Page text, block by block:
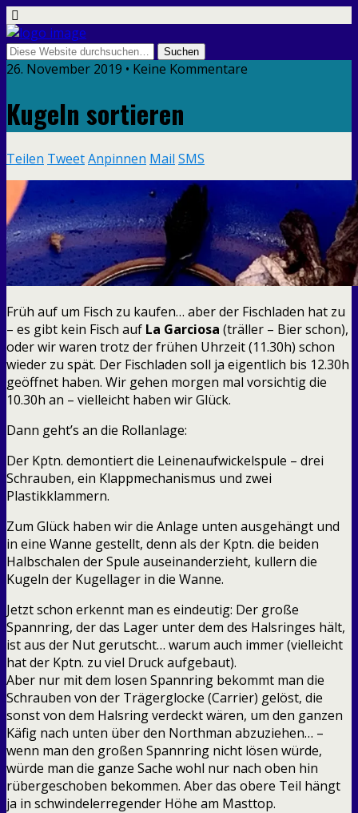
26. November 2019 • Keine Kommentare
Kugeln sortieren
Teilen TweetAnpinnen Mail SMS
Früh auf um Fisch zu kaufen… aber der Fischladen hat zu
– es gibt kein Fisch auf La Garciosa (träller – Bier schon),
oder wir waren trotz der frühen Uhrzeit (11.30h) schon
wieder zu spät. Der Fischladen soll ja eigentlich bis 12.30h
geöffnet haben. Wir gehen morgen mal vorsichtig die
10.30h an – vielleicht haben wir Glück.
Dann geht’s an die Rollanlage:
Der Kptn. demontiert die Leinenaufwickelspule – drei
Schrauben, ein Klappmechanismus und zwei
Plastikklammern.
Zum Glück haben wir die Anlage unten ausgehängt und
in eine Wanne gestellt, denn als der Kptn. die beiden
Halbschalen der Spule auseinanderzieht, kullern die
Kugeln der Kugellager in die Wanne.
Jetzt schon erkennt man es eindeutig: Der große
Spannring, der das Lager unter dem des Halsringes hält,
ist aus der Nut gerutscht… warum auch immer (vielleicht
hat der Kptn. zu viel Druck aufgebaut).
Aber nur mit dem losen Spannring bekommt man die
Schrauben von der Trägerglocke (Carrier) gelöst, die
sonst von dem Halsring verdeckt wären, um den ganzen
Käfig nach unten über den Northman abzuziehen… –
wenn man den großen Spannring nicht lösen würde,
würde man die ganze Sache wohl nur nach oben hin
rübergeschoben bekommen. Aber das obere Teil hängt
ja in schwindelerregender Höhe am Masttop.